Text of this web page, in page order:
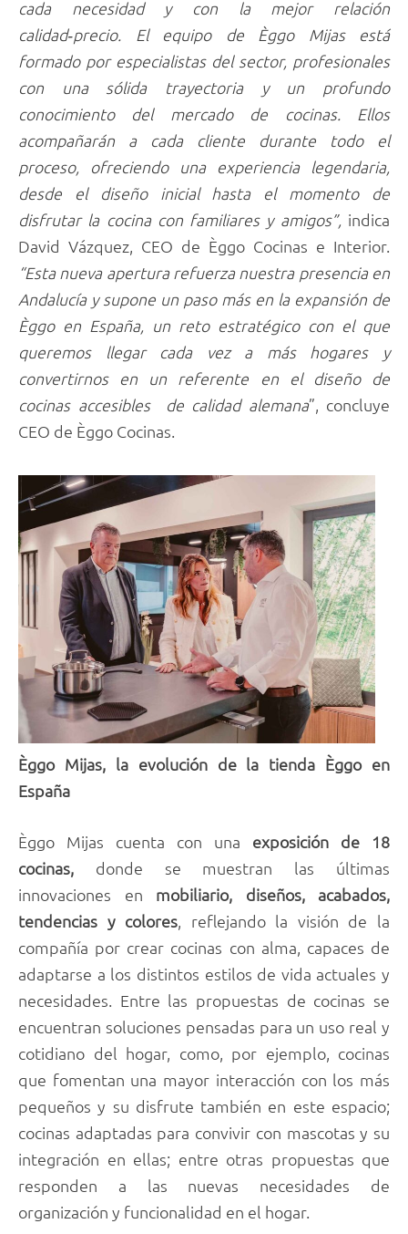
cada necesidad y con la mejor relación
calidad‑precio. El equipo de Èggo Mijas está
formado por especialistas del sector, profesionales
con una sólida trayectoria y un profundo
conocimiento del mercado de cocinas. Ellos
acompañarán a cada cliente durante todo el
proceso, ofreciendo una experiencia legendaria,
desde el diseño inicial hasta el momento de
disfrutar la cocina con familiares y amigos”, indica
David Vázquez, CEO de Èggo Cocinas e Interior.
“Esta nueva apertura refuerza nuestra presencia en
Andalucía y supone un paso más en la expansión de
Èggo en España, un reto estratégico con el que
queremos llegar cada vez a más hogares y
convertirnos en un referente en el diseño de
cocinas accesibles de calidad alemana”, concluye
CEO de Èggo Cocinas.
Èggo Mijas, la evolución de la tienda Èggo en
España
Èggo Mijas cuenta con una exposición de 18
cocinas, donde se muestran las últimas
innovaciones en mobiliario, diseños, acabados,
tendencias y colores , reflejando la visión de la
compañía por crear cocinas con alma, capaces de
adaptarse a los distintos estilos de vida actuales y
necesidades. Entre las propuestas de cocinas se
encuentran soluciones pensadas para un uso real y
cotidiano del hogar, como, por ejemplo, cocinas
que fomentan una mayor interacción con los más
pequeños y su disfrute también en este espacio;
cocinas adaptadas para convivir con mascotas y su
integración en ellas; entre otras propuestas que
responden a las nuevas necesidades de
organización y funcionalidad en el hogar.